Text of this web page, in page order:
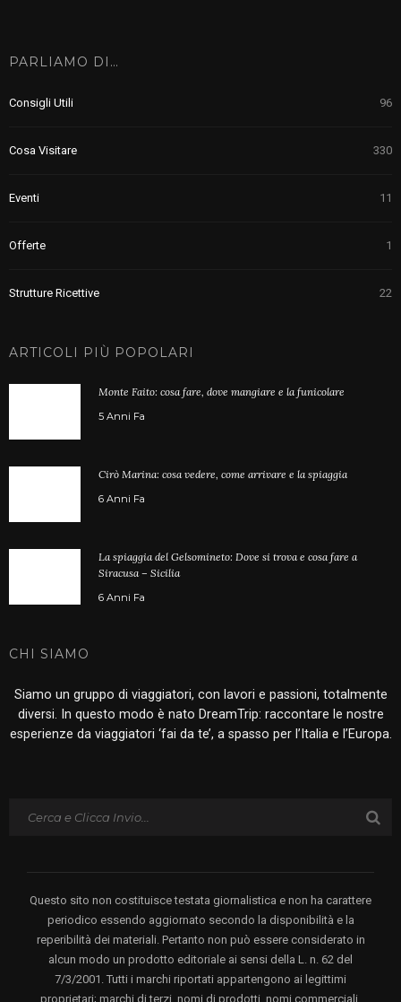
PARLIAMO DI…
Consigli Utili 96
Cosa Visitare 330
Eventi 11
Offerte 1
Strutture Ricettive 22
ARTICOLI PIÙ POPOLARI
Monte Faito: cosa fare, dove mangiare e la funicolare
5 Anni Fa
Cirò Marina: cosa vedere, come arrivare e la spiaggia
6 Anni Fa
La spiaggia del Gelsomineto: Dove si trova e cosa fare a
Siracusa – Sicilia
6 Anni Fa
CHI SIAMO
Siamo un gruppo di viaggiatori, con lavori e passioni, totalmente
diversi. In questo modo è nato DreamTrip: raccontare le nostre
esperienze da viaggiatori ‘fai da te’, a spasso per l’Italia e l’Europa.
Questo sito non costituisce testata giornalistica e non ha carattere
periodico essendo aggiornato secondo la disponibilità e la
reperibilità dei materiali. Pertanto non può essere considerato in
alcun modo un prodotto editoriale ai sensi della L. n. 62 del
7/3/2001. Tutti i marchi riportati appartengono ai legittimi
proprietari; marchi di terzi, nomi di prodotti, nomi commerciali,